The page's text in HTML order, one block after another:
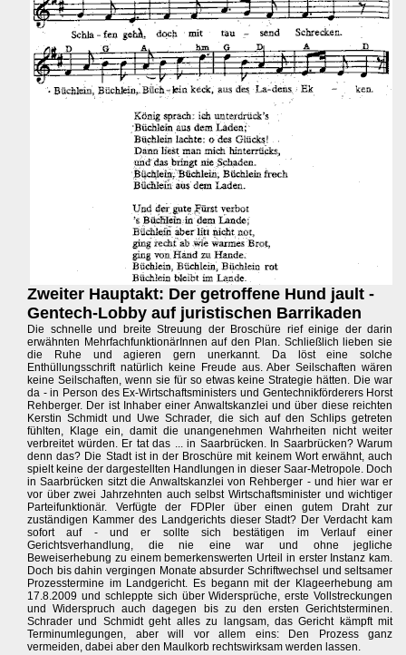
Zweiter Hauptakt: Der getroffene Hund jault -
Gentech-Lobby auf juristischen Barrikaden
Die schnelle und breite Streuung der Broschüre rief einige der darin
erwähnten MehrfachfunktionärInnen auf den Plan. Schließlich lieben sie
die Ruhe und agieren gern unerkannt. Da löst eine solche
Enthüllungsschrift natürlich keine Freude aus. Aber Seilschaften wären
keine Seilschaften, wenn sie für so etwas keine Strategie hätten. Die war
da - in Person des Ex-Wirtschaftsministers und Gentechnikförderers Horst
Rehberger. Der ist Inhaber einer Anwaltskanzlei und über diese reichten
Kerstin Schmidt und Uwe Schrader, die sich auf den Schlips getreten
fühlten, Klage ein, damit die unangenehmen Wahrheiten nicht weiter
verbreitet würden. Er tat das ... in Saarbrücken. In Saarbrücken? Warum
denn das? Die Stadt ist in der Broschüre mit keinem Wort erwähnt, auch
spielt keine der dargestellten Handlungen in dieser Saar-Metropole. Doch
in Saarbrücken sitzt die Anwaltskanzlei von Rehberger - und hier war er
vor über zwei Jahrzehnten auch selbst Wirtschaftsminister und wichtiger
Parteifunktionär. Verfügte der FDPler über einen gutem Draht zur
zuständigen Kammer des Landgerichts dieser Stadt? Der Verdacht kam
sofort auf - und er sollte sich bestätigen im Verlauf einer
Gerichtsverhandlung, die nie eine war und ohne jegliche
Beweiserhebung zu einem bemerkenswerten Urteil in erster Instanz kam.
Doch bis dahin vergingen Monate absurder Schriftwechsel und seltsamer
Prozesstermine im Landgericht. Es begann mit der Klageerhebung am
17.8.2009 und schleppte sich über Widersprüche, erste Vollstreckungen
und Widerspruch auch dagegen bis zu den ersten Gerichtsterminen.
Schrader und Schmidt geht alles zu langsam, das Gericht kämpft mit
Terminumlegungen, aber will vor allem eins: Den Prozess ganz
vermeiden, dabei aber den Maulkorb rechtswirksam werden lassen.